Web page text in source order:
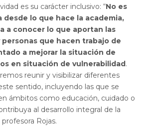
es su carácter inclusivo: “No es
desde lo que hace la academia,
a conocer lo que aportan las
que hacen trabajo de
a mejorar la situación de
en situación de vulnerabilidad.
reunir y visibilizar diferentes
sentido, incluyendo las que se
ámbitos como educación, cuidado o
al desarrollo integral de la
Rojas.